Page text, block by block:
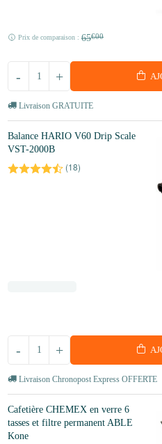
Prix de comparaison : 65€00
+
-
Livraison GRATUITE
Balance HARIO V60 Drip Scale
VST-2000B
(18)
+
-
Livraison Chronopost Express OFFERTE
Cafetière CHEMEX en verre 6
tasses et filtre permanent ABLE
Kone